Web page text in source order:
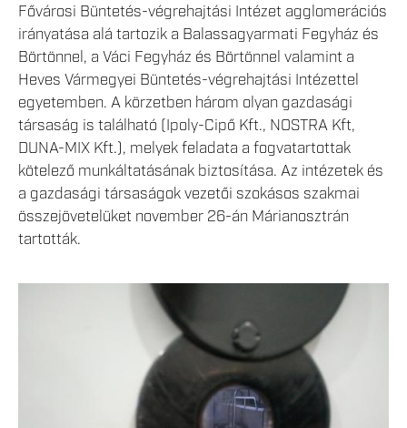
Fővárosi Büntetés-végrehajtási Intézet agglomerációs
irányatása alá tartozik a Balassagyarmati Fegyház és
Börtönnel, a Váci Fegyház és Börtönnel valamint a
Heves Vármegyei Büntetés-végrehajtási Intézettel
egyetemben. A körzetben három olyan gazdasági
társaság is található (Ipoly-Cipő Kft., NOSTRA Kft,
DUNA-MIX Kft.), melyek feladata a fogvatartottak
kötelező munkáltatásának biztosítása. Az intézetek és
a gazdasági társaságok vezetői szokásos szakmai
összejövetelüket november 26-án Márianosztrán
tartották.